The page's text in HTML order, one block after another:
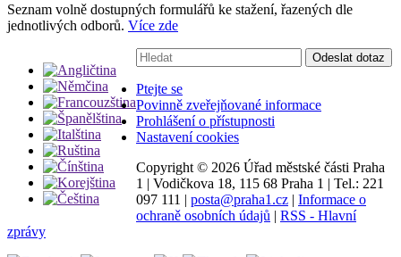
Seznam volně dostupných formulářů ke stažení, řazených dle
jednotlivých odborů. Více zde
Vyhledávání:
Odeslat dotaz
Ptejte se
Povinně zveřejňované informace
Prohlášení o přístupnosti
Nastavení cookies
Copyright © 2026 Úřad městské části Praha
1 | Vodičkova 18, 115 68 Praha 1 | Tel.: 221
097 111 | posta@praha1.cz | Informace o
ochraně osobních údajů | RSS - Hlavní
zprávy